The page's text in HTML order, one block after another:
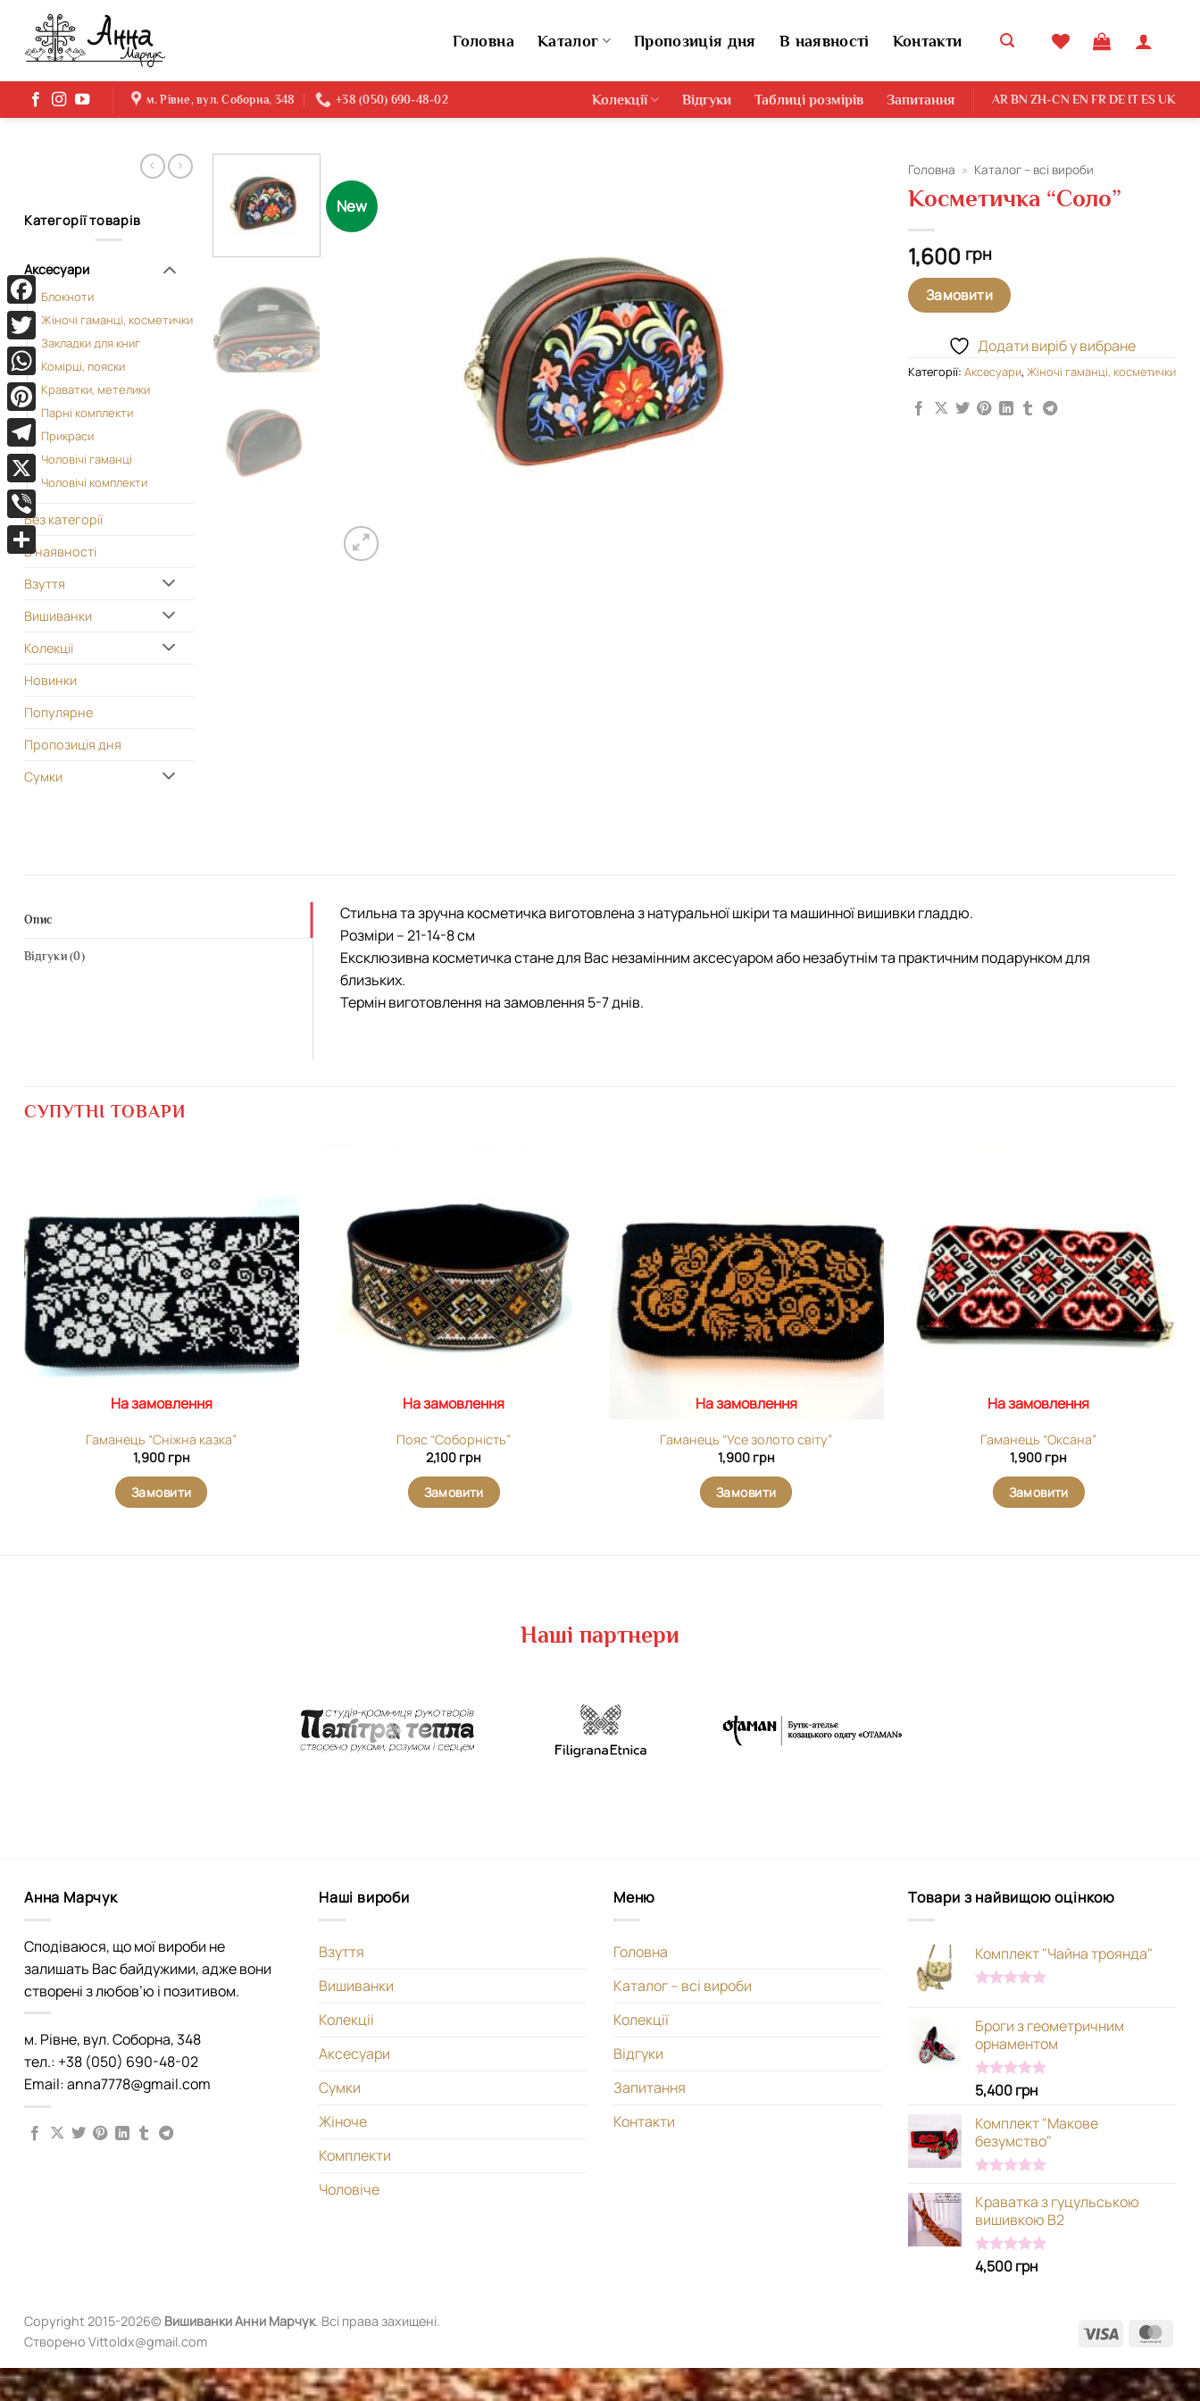
content
Головна Каталог Пропозиція дня В наявності Контакти
м. Рівне, вул. Соборна, 348 +38 (050) 690-48-02 Колекції Відгуки Таблиці розмірів Запитання AR BN ZH-CN EN FR DE IT ES UK
Категорії товарів
Аксесуари
Блокноти
Жіночі гаманці, косметички
Закладки для книг
Комірці, пояски
Краватки, метелики
Парні комплекти
Прикраси
Чоловічі гаманці
Чоловічі комплекти
Без категорії
В наявності
Взуття
Вишиванки
Колекціі
Новинки
Популярне
Пропозиція дня
Сумки
New
Головна » Каталог – всі вироби
Косметичка “Соло”
1,600 грн
Замовити
Додати виріб у вибране
Категорії: Аксесуари, Жіночі гаманці, косметички
Опис
Відгуки (0)
Стильна та зручна косметичка виготовлена з натуральної шкіри та машинної вишивки гладдю.
Розміри – 21-14-8 см
Ексклюзивна косметичка стане для Вас незамінним аксесуаром або незабутнім та практичним подарунком для
близьких.
Термін виготовлення на замовлення 5-7 днів.
СУПУТНІ ТОВАРИ
вибране
На замовлення
Гаманець “Сніжна казка”
1,900 грн
Замовити
вибране
На замовлення
Пояс “Соборність”
2,100 грн
Замовити
На замовлення
Гаманець “Усе золото світу”
1,900 грн
Замовити
На замовлення
Гаманець “Оксана”
1,900 грн
Замовити
Наші партнери
Анна Марчук
Сподіваюся, що мої вироби не
залишать Вас байдужими, адже вони
створені з любов’ю і позитивом.
м. Рівне, вул. Соборна, 348
тел.: +38 (050) 690-48-02
Email: anna7778@gmail.com
Наші вироби
Взуття
Вишиванки
Колекціі
Аксесуари
Сумки
Жіноче
Комплекти
Чоловіче
Меню
Головна
Каталог – всі вироби
Колекції
Відгуки
Запитання
Контакти
Товари з найвищою оцінкою
Комплект "Чайна троянда"
Броги з геометричним
орнаментом
Оцінено в
з 5
5,400грн
Комплект "Макове
безумство"
5.00з 5
Краватка з гуцульською
вишивкою В2
Оцінено в
з 5
4,500грн
Visa
Copyright 2015-2026© ВишиванкиАнни Марчук. Всі права захищені.
Створено Vittoldx@gmail.com
Facebook
Twitter
WhatsApp
Pinterest
Telegram
X
Viber